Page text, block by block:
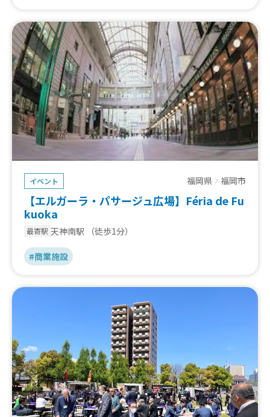
イベント 福岡県 福岡市
【エルガーラ・パサージュ広場】Féria de Fu
kuoka
最寄駅 天神南駅 （徒歩1分）
#商業施設